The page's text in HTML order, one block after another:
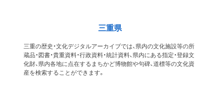
三重県
三重の歴史・文化デジタルアーカイブでは、県内の文化施設等の所
蔵品・図書・貴重資料・行政資料・統計資料、県内にある指定・登録文
化財、県内各地に点在するまちかど博物館や句碑、道標等の文化資
産を検索することができます。